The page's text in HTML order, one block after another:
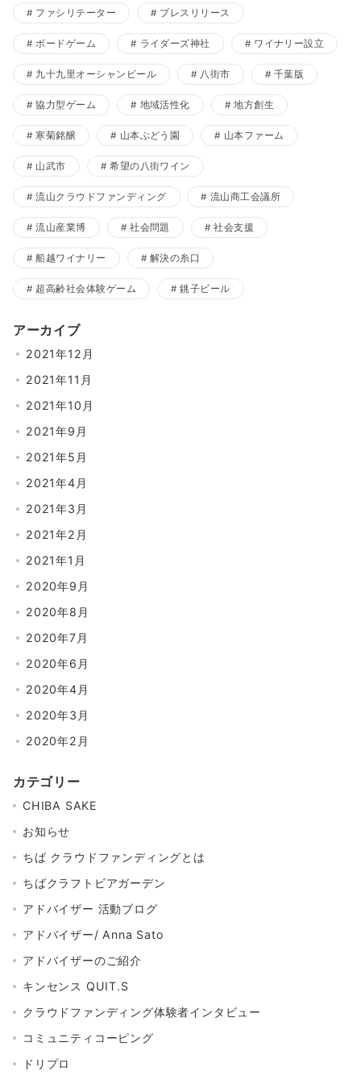
ファシリテーター プレスリリース
ボードゲーム ライダーズ神社 ワイナリー設立
九十九里オーシャンビール 八街市 千葉版
協力型ゲーム 地域活性化 地方創生
寒菊銘醸 山本ぶどう園 山本ファーム
山武市 希望の八街ワイン
流山クラウドファンディング 流山商工会議所
流山産業博 社会問題 社会支援
船越ワイナリー 解決の糸口
超高齢社会体験ゲーム 銚子ビール
アーカイブ
2021年12月
2021年11月
2021年10月
2021年9月
2021年5月
2021年4月
2021年3月
2021年2月
2021年1月
2020年9月
2020年8月
2020年7月
2020年6月
2020年4月
2020年3月
2020年2月
カテゴリー
CHIBA SAKE
お知らせ
ちば クラウドファンディングとは
ちばクラフトビアガーデン
アドバイザー 活動ブログ
アドバイザー/ Anna Sato
アドバイザーのご紹介
キンセンス QUIT.S
クラウドファンディング体験者インタビュー
コミュニティコーピング
ドリプロ